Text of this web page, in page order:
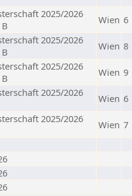
2025/2026
Wien 6
2025/2026
Wien 8
2025/2026
Wien 9
2025/2026
Wien 6
2025/2026
Wien 7